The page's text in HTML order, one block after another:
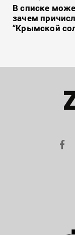
В списке
зачем
“Крымской